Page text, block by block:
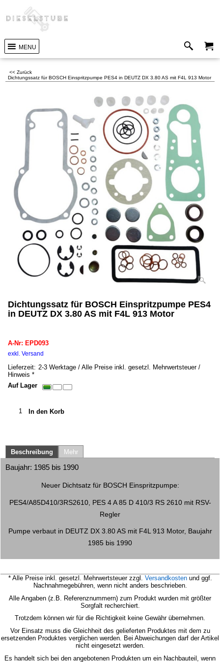
MENU
<< Zurück
Dichtungssatz für BOSCH Einspritzpumpe PES4 in DEUTZ DX 3.80 AS mit F4L 913 Motor
Dichtungssatz für BOSCH Einspritzpumpe PES4
in DEUTZ DX 3.80 AS mit F4L 913 Motor
A-Nr: EPD093
€39.00
exkl. Versand
0.20kg
Hinweis *
Beschreibung Mehr
Neuer Dichtsatz für BOSCH Einspritzpumpe:
PES4/A85D410/3RS2610, PES 4 A 85 D 410/3 RS 2610 mit RSV-
Regler
Pumpe verbaut in DEUTZ DX 3.80 AS mit F4L 913 Motor, Baujahr
* Alle Preise inkl. gesetzl. Mehrwertsteuer zzgl. Versandkostenund ggf.
Nachnahmegebühren, wenn nicht anders beschrieben.
Alle Angaben (z.B. Referenznummern) zum Produkt wurden mit größter
Sorgfalt recherchiert.
Trotzdem können wir für die Richtigkeit keine Gewähr übernehmen.
Vor Einsatz muss die Gleichheit des gelieferten Produktes mit dem zu
ersetzenden Produktes verglichen werden.
Bei Abweichungen darf der Artikel
nicht eingesetzt werden.
Es handelt sich bei den angebotenen Produkten um ein Nachbauteil, wenn